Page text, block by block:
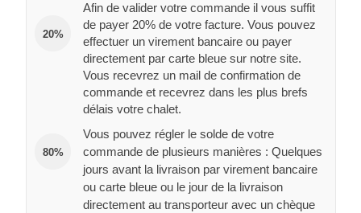
20%
Afin de valider votre commande il vous suffit
de payer 20% de votre facture. Vous pouvez
effectuer un virement bancaire ou payer
directement par carte bleue sur notre site.
Vous recevrez un mail de confirmation de
commande et recevrez dans les plus brefs
délais votre chalet.
80%
Vous pouvez régler le solde de votre
commande de plusieurs manières : Quelques
jours avant la livraison par virement bancaire
ou carte bleue ou le jour de la livraison
directement au transporteur avec un chèque